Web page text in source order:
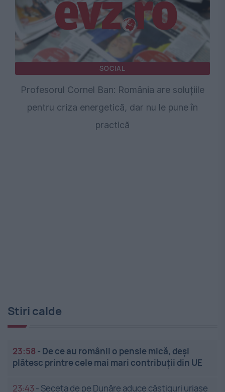
SOCIAL
Profesorul Cornel Ban: România are soluțiile
pentru criza energetică, dar nu le pune în
practică
Stiri calde
23:58 - De ce au românii o pensie mică, deși
plătesc printre cele mai mari contribuții din UE
23:43 - Seceta de pe Dunăre aduce câștiguri uriașe